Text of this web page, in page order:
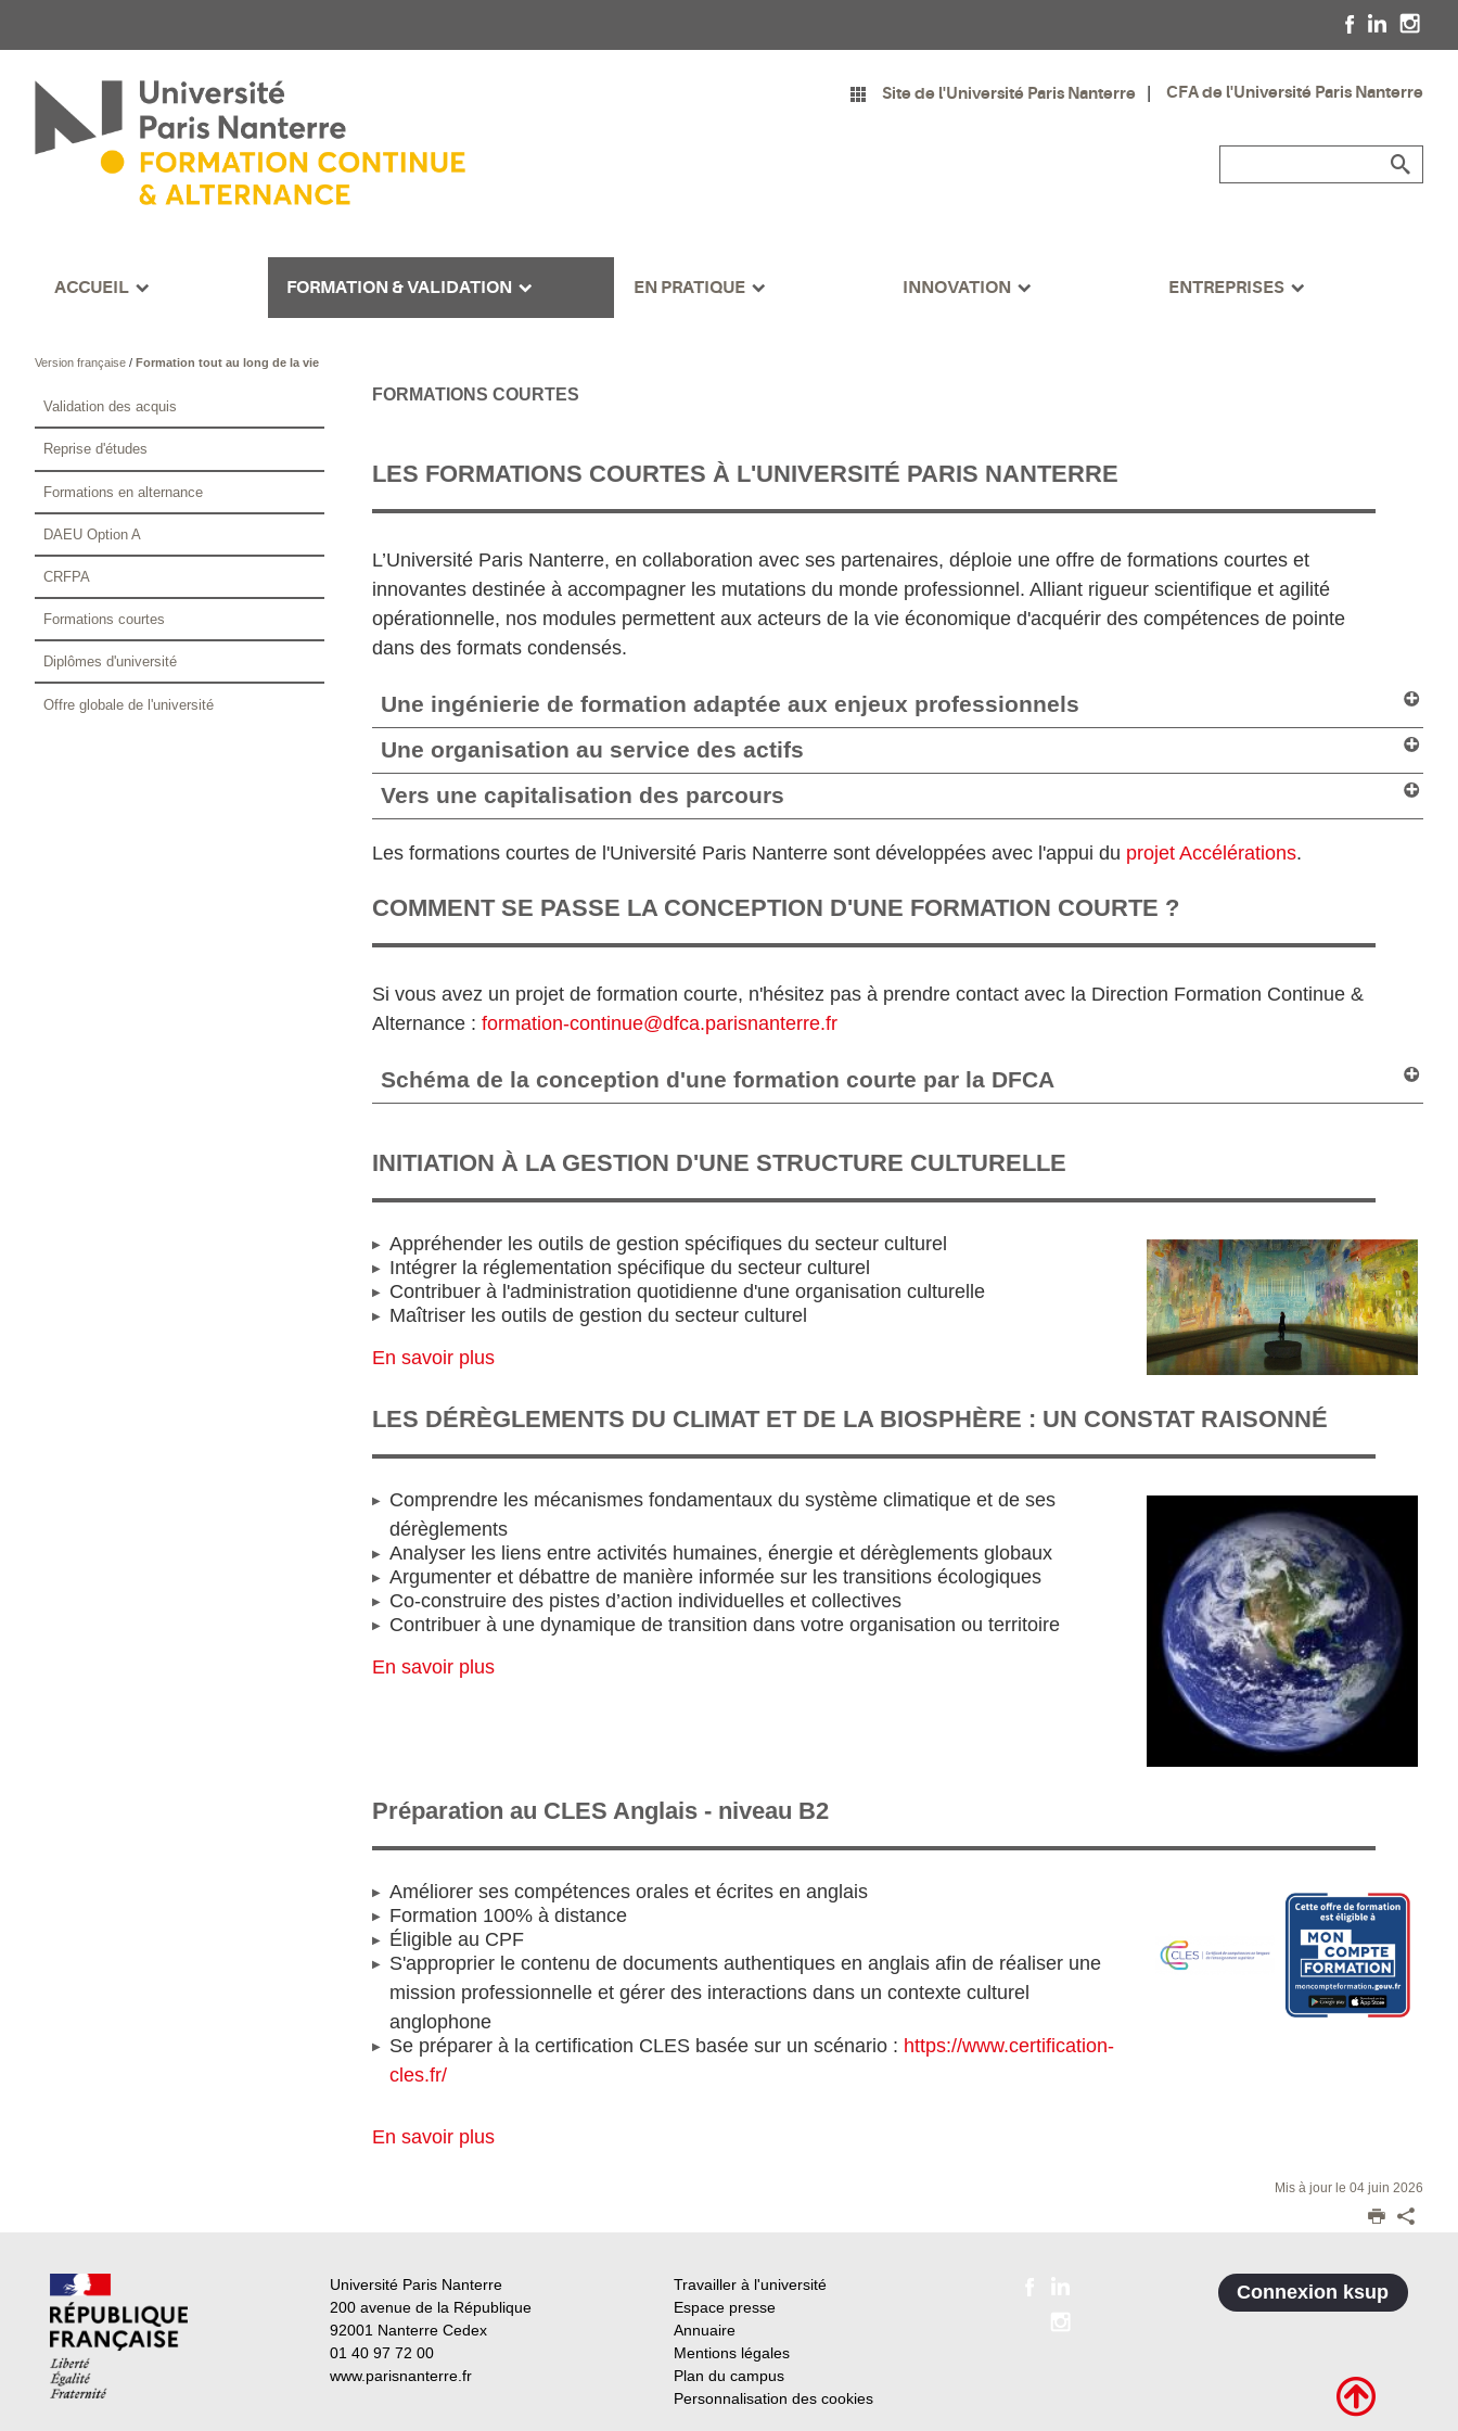
Site de l'Université Paris Nanterre CFA de l'Université Paris Nanterre
ACCUEIL FORMATION & VALIDATION EN PRATIQUE INNOVATION ENTREPRISES
Version française/ Formation tout au long de la vie
FORMATIONS COURTES
LES FORMATIONS COURTES À L'UNIVERSITÉ PARIS NANTERRE
L’Université Paris Nanterre, en collaboration avec ses partenaires, déploie une offre de formations courtes et
innovantes destinée à accompagner les mutations du monde professionnel. Alliant rigueur scientifique et agilité
opérationnelle, nos modules permettent aux acteurs de la vie économique d'acquérir des compétences de pointe
dans des formats condensés.
Une ingénierie de formation adaptée aux enjeux professionnels
Une organisation au service des actifs
Vers une capitalisation des parcours
Les formations courtes de l'Université Paris Nanterre sont développées avec l'appui du projet Accélérations.
COMMENT SE PASSE LA CONCEPTION D'UNE FORMATION COURTE ?
Si vous avez un projet de formation courte, n'hésitez pas à prendre contact avec la Direction Formation Continue &
Alternance :formation-continue@dfca.parisnanterre.fr
Schéma de la conception d'une formation courte par la DFCA
INITIATION À LA GESTION D'UNE STRUCTURE CULTURELLE
Appréhender les outils de gestion spécifiques du secteur culturel
Intégrer la réglementation spécifique du secteur culturel
Contribuer à l'administration quotidienne d'une organisation culturelle
Maîtriser les outils de gestion du secteur culturel
En savoir plus
LES DÉRÈGLEMENTS DU CLIMAT ET DE LA BIOSPHÈRE : UN CONSTAT RAISONNÉ
Comprendre les mécanismes fondamentaux du système climatique et de ses
dérèglements
Analyser les liens entre activités humaines, énergie et dérèglements globaux
Argumenter et débattre de manière informée sur les transitions écologiques
Co-construire des pistes d’action individuelles et collectives
Contribuer à une dynamique de transition dans votre organisation ou territoire
En savoir plus
Préparation au CLES Anglais - niveau B2
Améliorer ses compétences orales et écrites en anglais
Formation 100% à distance
Éligible au CPF
S'approprier le contenu de documents authentiques en anglais afin de réaliser une
mission professionnelle et gérer des interactions dans un contexte culturel
anglophone
Se préparer à la certification CLES basée sur un scénario : https://www.certification-
cles.fr/
En savoir plus
Mis à jour le 04 juin 2026
Validation des acquis
Reprise d'études
Formations en alternance
DAEU Option A
CRFPA
Formations courtes
Diplômes d'université
Offre globale de l'université
Université Paris Nanterre
200 avenue de la République
92001 Nanterre Cedex
01 40 97 72 00
www.parisnanterre.fr
Travailler à l'université
Espace presse
Annuaire
Mentions légales
Plan du campus
Personnalisation des cookies
Connexion ksup